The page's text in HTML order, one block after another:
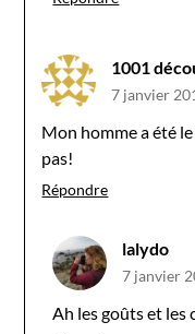
1001
7 janvier
Mon homme a été
pas!
Répondre
lalydo
7 janvier
Ah les goûts et les